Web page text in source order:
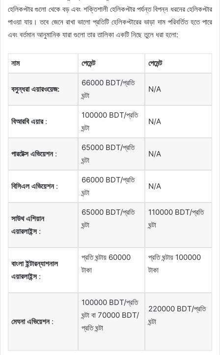
হেলিকপ্টার গুলো থেকে বড় এবং শক্তিশালী হেলিকপ্টার পর্যন্ত বিপন্ন ধরনের হেলিকপ্টার
পাওয়া যায়। তবে জেনে রাখা ভালো প্রতিটি হেলিকপ্টারের ভাড়া দাম পরিবর্তিত হতে পারে
এবং বর্তমান আনুমানিক যারা গুলো তার তালিকা একটি নিছে তুলে ধরা হলো:
নাম পেমেন্ট পেমেন্ট
বসুন্ধরা এয়ারওয়েজ:
66000 BDT/প্রতি
ঘন্টা
N/A
বিআরবি এয়ার:
100000 BDT/প্রতি
ঘন্টা
N/A
পারটেক্স এভিয়েশন:
65000 BDT/প্রতি
ঘন্টা
N/A
বিসিএল এভিয়েশন:
66000 BDT/প্রতি
ঘন্টা
N/A
সাউথ এশিয়ান
এয়ারলাইন্স:
65000 BDT/প্রতি
ঘন্টা
110000 BDT/প্রতি
ঘন্টা
বাংলা ইন্টারন্যাশনাল
এয়ারলাইন্স:
প্রতি ঘন্টায় 60000
টাকা
প্রতি ঘন্টায় 100000
টাকা
মেঘনা এভিয়েশন:
100000 BDT/প্রতি
ঘন্টা বা 70000 BDT/
প্রতি ঘন্টা
220000 BDT/প্রতি
ঘন্টা